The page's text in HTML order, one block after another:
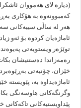
(دیارە لای هەمووان
كەمبوونەوە بە هۆكاری
هەر لە ساڵی سییەكانی
ئاماژەیان كردوە بۆ ئەو
توێژەر ویستویەتی
رەمەزاندا دەستنیشان
خێزان، چۆنیەتی
ئاماژەیداوە بە، پێویستە
وگرنگەكانی هاوسەنگی
پێداویستیەكانی تاكەكانی